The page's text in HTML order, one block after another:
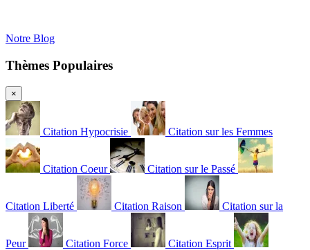
Notre Blog
Thèmes Populaires
×
Citation Hypocrisie Citation sur les Femmes
Citation Coeur Citation sur le Passé
Citation Liberté Citation Raison Citation sur la
Peur Citation Force Citation Esprit